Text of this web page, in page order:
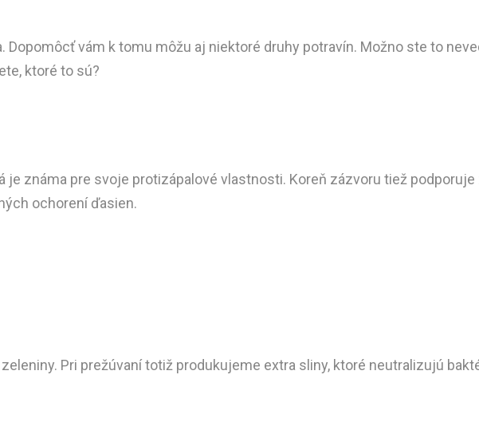
Dopomôcť vám k tomu môžu aj niektoré druhy potravín. Možno ste to
ktoré to sú?
je známa pre svoje protizápalové vlastnosti. Koreň zázvoru tiež
ochorení ďasien.
Pri prežúvaní totiž produkujeme extra sliny, ktoré neutralizujú